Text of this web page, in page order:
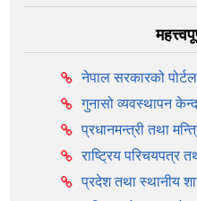
नेपाल सरकारको पोर्टल
गुनासो व्यवस्थापन
प्रधानमन्त्री तथा
राष्ट्रिय परिचयपत्र
प्रदेश तथा स्थानीय